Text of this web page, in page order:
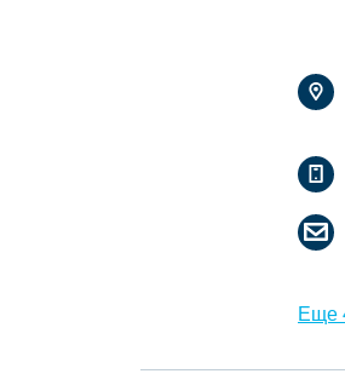
Еще